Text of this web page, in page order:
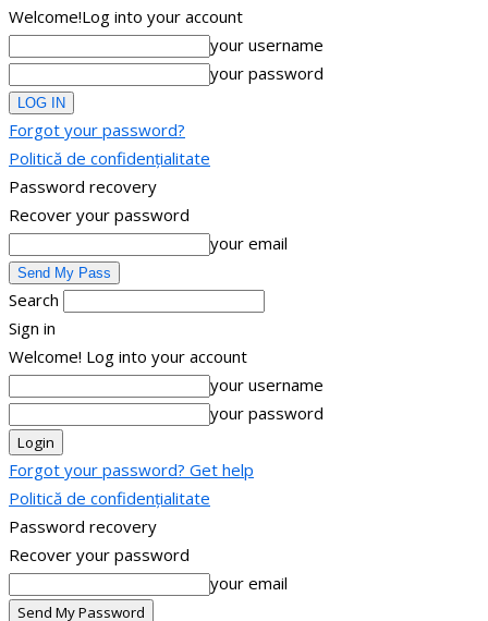
Welcome!Log into your account
your username
your password
Forgot your password?
Politică de confidențialitate
Password recovery
Recover your password
your email
Search
Sign in
Welcome! Log into your account
your username
your password
Forgot your password? Get help
Politică de confidențialitate
Password recovery
Recover your password
your email